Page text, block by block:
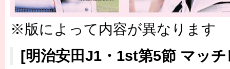
※版によって内容が異なります
[明治安田J1・1st第5節 マッ